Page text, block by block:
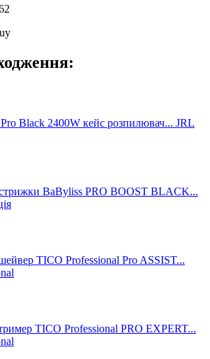
Black 2400W кейс розпилювач... JRL
BaByliss PRO BOOST BLACK...
TICO Professional Pro ASSIST...
TICO Professional PRO EXPERT...